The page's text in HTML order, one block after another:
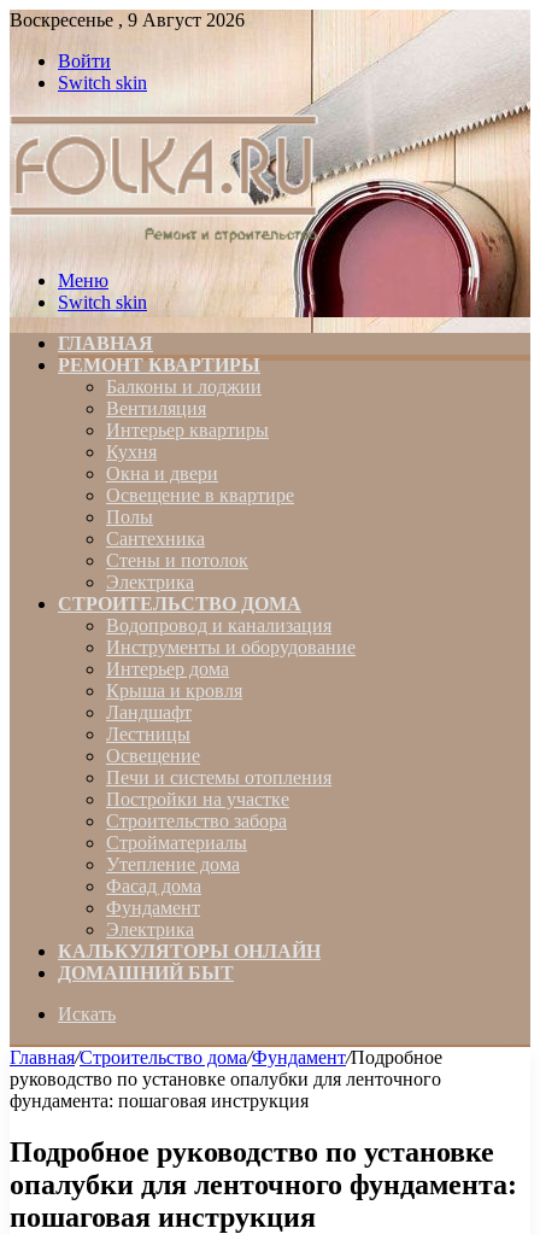
Воскресенье , 9 Август 2026
Войти
Switch skin
Меню
Switch skin
ГЛАВНАЯ
РЕМОНТ КВАРТИРЫ
Балконы и лоджии
Вентиляция
Интерьер квартиры
Кухня
Окна и двери
Освещение в квартире
Полы
Сантехника
Стены и потолок
Электрика
СТРОИТЕЛЬСТВО ДОМА
Водопровод и канализация
Инструменты и оборудование
Интерьер дома
Крыша и кровля
Ландшафт
Лестницы
Освещение
Печи и системы отопления
Постройки на участке
Строительство забора
Стройматериалы
Утепление дома
Фасад дома
Фундамент
Электрика
КАЛЬКУЛЯТОРЫ ОНЛАЙН
ДОМАШНИЙ БЫТ
Искать
Главная/Строительство дома/Фундамент/Подробное
руководство по установке опалубки для ленточного
фундамента: пошаговая инструкция
Подробное руководство по установке
опалубки для ленточного фундамента:
пошаговая инструкция